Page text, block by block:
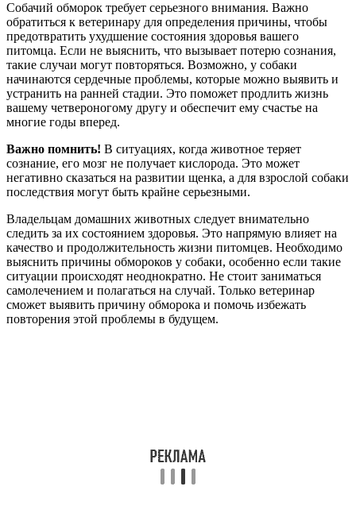
Собачий обморок требует серьезного внимания. Важно
обратиться к ветеринару для определения причины, чтобы
предотвратить ухудшение состояния здоровья вашего
питомца. Если не выяснить, что вызывает потерю сознания,
такие случаи могут повторяться. Возможно, у собаки
начинаются сердечные проблемы, которые можно выявить и
устранить на ранней стадии. Это поможет продлить жизнь
вашему четвероногому другу и обеспечит ему счастье на
многие годы вперед.
Важно помнить! В ситуациях, когда животное теряет
сознание, его мозг не получает кислорода. Это может
негативно сказаться на развитии щенка, а для взрослой собаки
последствия могут быть крайне серьезными.
Владельцам домашних животных следует внимательно
следить за их состоянием здоровья. Это напрямую влияет на
качество и продолжительность жизни питомцев. Необходимо
выяснить причины обмороков у собаки, особенно если такие
ситуации происходят неоднократно. Не стоит заниматься
самолечением и полагаться на случай. Только ветеринар
сможет выявить причину обморока и помочь избежать
повторения этой проблемы в будущем.